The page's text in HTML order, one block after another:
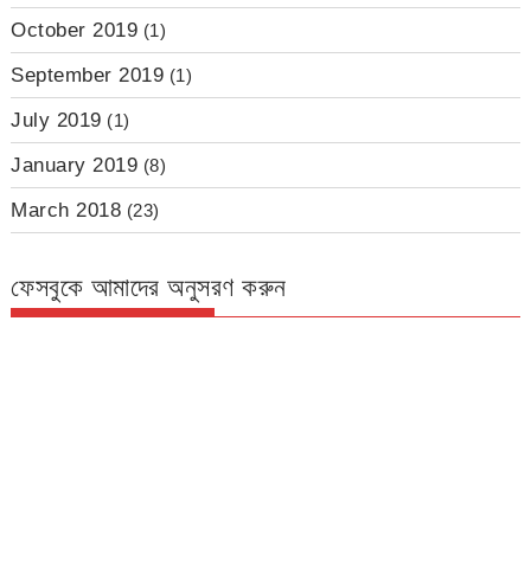
October 2019 (1)
September 2019 (1)
July 2019 (1)
January 2019 (8)
March 2018 (23)
ফেসবুকে আমাদের অনুসরণ করুন